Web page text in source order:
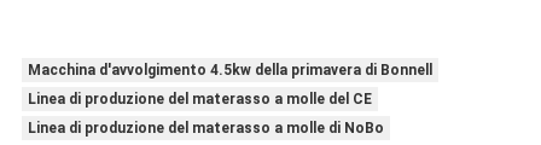
Macchina d'avvolgimento 4.5kw della primavera di Bonnell
Linea di produzione del materasso a molle del CE
Linea di produzione del materasso a molle di NoBo